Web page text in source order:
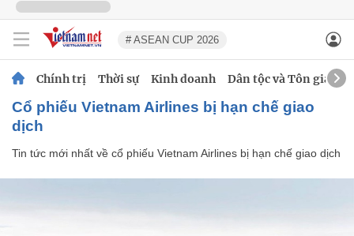
# ASEAN CUP 2026
Chính trị Thời sự Kinh doanh Dân tộc và Tôn giáo
cổ phiếu Vietnam Airlines bị hạn chế giao
dịch
Tin tức mới nhất về cổ phiếu Vietnam Airlines bị hạn chế giao dịch